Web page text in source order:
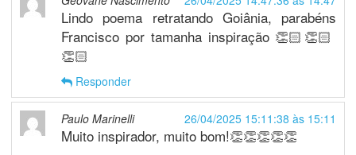
Lindo poema retratando Goiânia, parabéns
Francisco por tamanha inspiração 👏🏻👏🏻
👏🏻
Responder
26/04/2025 15:11:38 às 15:11
Paulo Marinelli
Muito inspirador, muito bom!👏👏👏👏👏